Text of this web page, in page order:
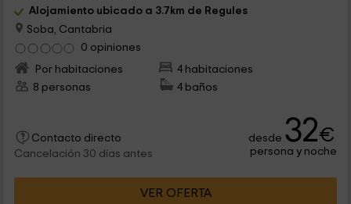
Alojamiento ubicado a 3.7km de Regules
Soba, Cantabria
0 opiniones
Por habitaciones
4 habitaciones
8 personas
4 baños
Contacto directo
Cancelación 30 días antes
desde 32€
persona y noche
VER OFERTA